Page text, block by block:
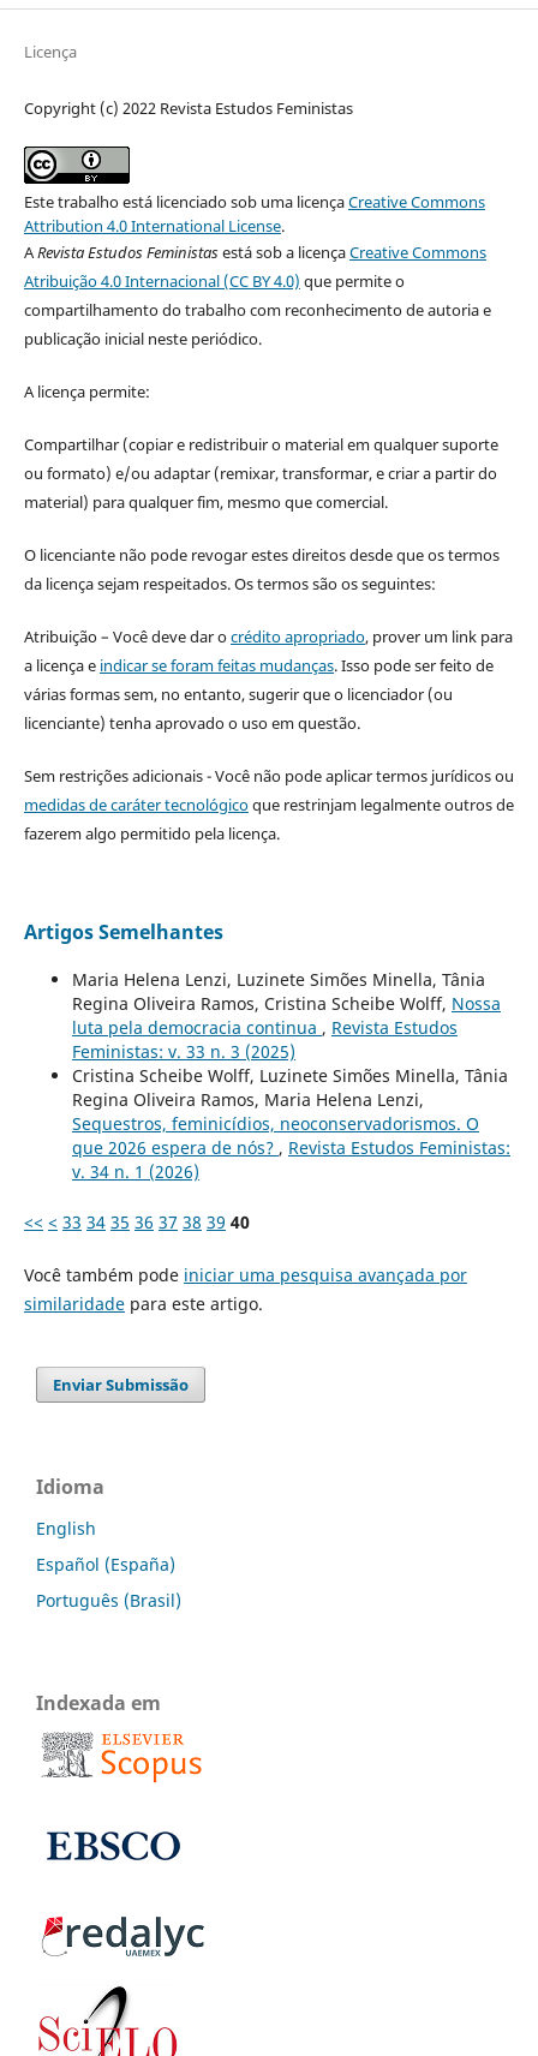
Licença
Copyright (c) 2022 Revista Estudos Feministas
Este trabalho está licenciado sob uma licençaCreative Commons
Attribution 4.0 International License.
ARevista Estudos Feministasestá sob a licençaCreative Commons
Atribuição 4.0 Internacional (CC BY 4.0) que permite o
compartilhamento do trabalho com reconhecimento de autoria e
publicação inicial neste periódico.
A licença permite:
Compartilhar (copiar e redistribuir o material em qualquer suporte
ou formato) e/ou adaptar (remixar, transformar, e criar a partir do
material) para qualquer fim, mesmo que comercial.
O licenciante não pode revogar estes direitos desde que os termos
da licença sejam respeitados. Os termos são os seguintes:
Atribuição – Você deve dar ocrédito apropriado, prover um link para
a licença e indicar se foram feitas mudanças. Isso pode ser feito de
várias formas sem, no entanto, sugerir que o licenciador (ou
licenciante) tenha aprovado o uso em questão.
Sem restrições adicionais - Você não pode aplicar termos jurídicos ou
medidas de caráter tecnológicoque restrinjam legalmente outros de
fazerem algo permitido pela licença.
Artigos Semelhantes
Maria Helena Lenzi, Luzinete Simões Minella, Tânia
Regina Oliveira Ramos, Cristina Scheibe Wolff, Nossa
luta pela democracia continua , Revista Estudos
Feministas: v. 33 n. 3 (2025)
Cristina Scheibe Wolff, Luzinete Simões Minella, Tânia
Regina Oliveira Ramos, Maria Helena Lenzi,
Sequestros, feminicídios, neoconservadorismos. O
que 2026 espera de nós? , Revista Estudos Feministas:
v. 34 n. 1 (2026)
<< < 33 34 35 36 37 38 39 40
Você também pode iniciar uma pesquisa avançada por
similaridadepara este artigo.
Enviar Submissão
Idioma
English
Español (España)
Português (Brasil)
Indexada em